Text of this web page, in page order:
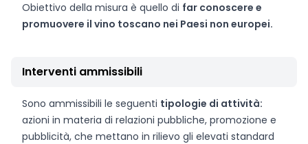
Obiettivo della misura è quello di far conoscere e
promuovere il vino toscano nei Paesi non europei.
Interventi ammissibili
Sono ammissibili le seguenti tipologie di attività:
azioni in materia di relazioni pubbliche, promozione e
pubblicità, che mettano in rilievo gli elevati standard